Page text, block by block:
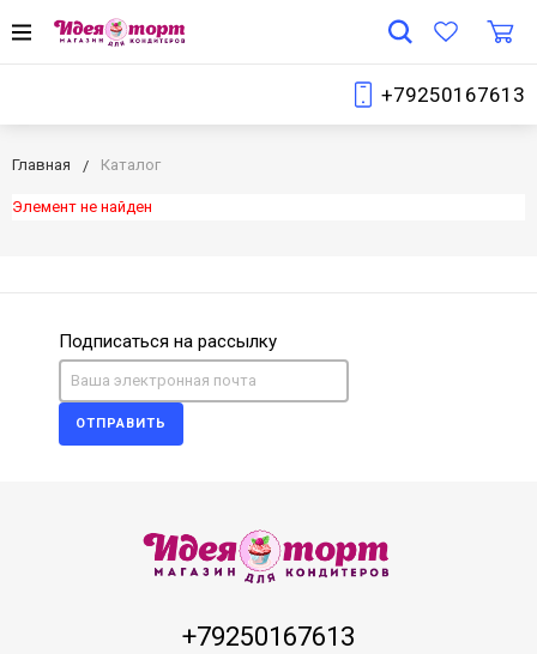
+79250167613
Главная Каталог
Элемент не найден
Подписаться на рассылку
ОТПРАВИТЬ
+79250167613